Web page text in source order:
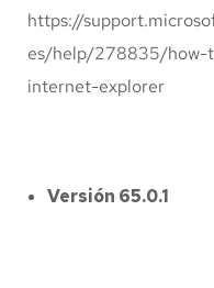
https://
es/help/278835/
internet-explorer
Versión 65.0.1